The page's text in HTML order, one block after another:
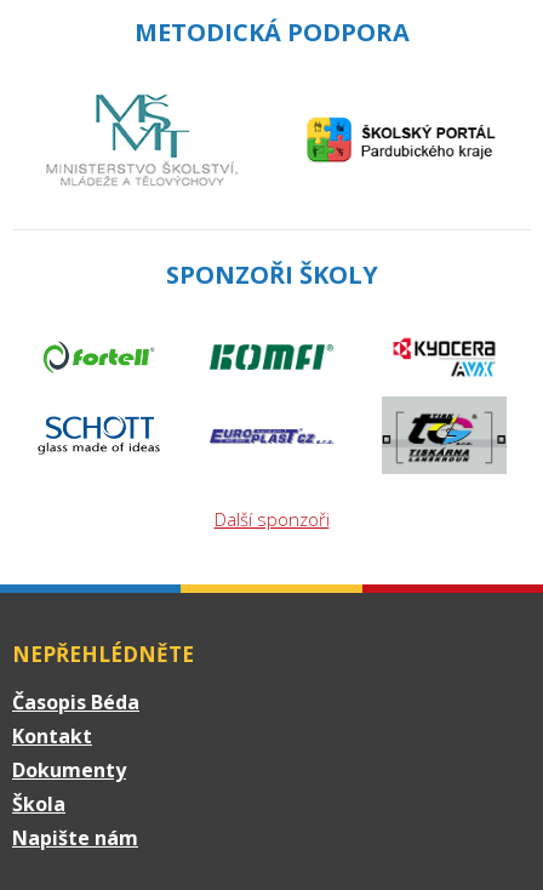
METODICKÁ PODPORA
SPONZOŘI ŠKOLY
Další sponzoři
NEPŘEHLÉDNĚTE
Časopis Béda
Kontakt
Dokumenty
Škola
Napište nám